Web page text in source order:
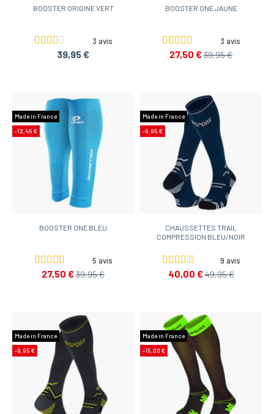
BOOSTER ORIGINE VERT
3 avis
39,95 €
BOOSTER ONE JAUNE
3 avis
27,50 €39,95 €
Made in France
-12,45 €
BOOSTER ONE BLEU
5 avis
27,50 €39,95 €
Made in France
-9,95 €
CHAUSSETTES TRAIL
COMPRESSION BLEU/NOIR
9 avis
40,00 €49,95 €
Made in France
-9,95 €
Made in France
-15,00 €